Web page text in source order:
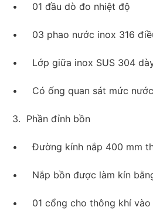
• 01 đầu dò đo nhiệt độ
• 03 phao nước inox 316
• Lớp giữa inox SUS 304
• Có ống quan sát mức nước
3. Phần đỉnh bồn
• Đường kính nắp 400 mm
• Nắp bồn được làm kín
• 01 cổng cho thông khí vào